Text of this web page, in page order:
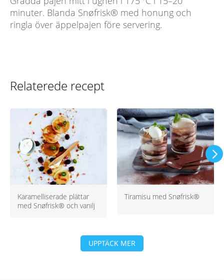
minuter. Blanda Snøfrisk® med honung och
ringla över äppelpajen före servering.
Relaterede recept
Karamelliserade plättar
med Snøfrisk® och vanilj
Tiramisu med Snøfrisk®
UPPTÄCK MER